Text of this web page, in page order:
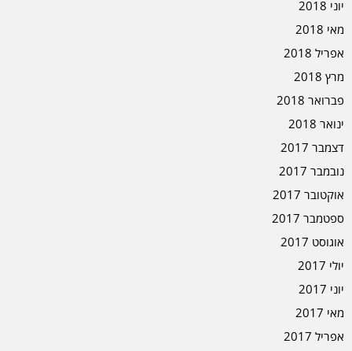
יוני 2018
מאי 2018
אפריל 2018
מרץ 2018
פברואר 2018
ינואר 2018
דצמבר 2017
נובמבר 2017
אוקטובר 2017
ספטמבר 2017
אוגוסט 2017
יולי 2017
יוני 2017
מאי 2017
אפריל 2017